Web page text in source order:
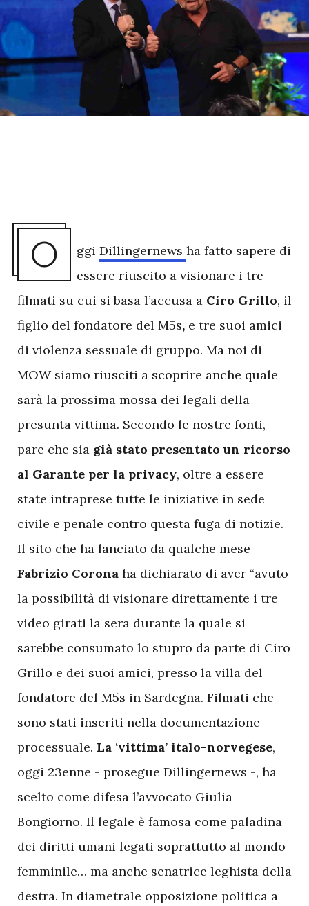
O ggi Dillingernews ha fatto sapere di
essere riuscito a visionare i tre
filmati su cui si basa l’accusa a Ciro Grillo, il
figlio del fondatore del M5s, e tre suoi amici
di violenza sessuale di gruppo. Ma noi di
MOW siamo riusciti a scoprire anche quale
sarà la prossima mossa dei legali della
presunta vittima. Secondo le nostre fonti,
pare che sia già stato presentato un ricorso
al Garante per la privacy, oltre a essere
state intraprese tutte le iniziative in sede
civile e penale contro questa fuga di notizie.
Il sito che ha lanciato da qualche mese
Fabrizio Corona ha dichiarato di aver “avuto
la possibilità di visionare direttamente i tre
video girati la sera durante la quale si
sarebbe consumato lo stupro da parte di Ciro
Grillo e dei suoi amici, presso la villa del
fondatore del M5s in Sardegna. Filmati che
sono stati inseriti nella documentazione
processuale. La ‘vittima’ italo-norvegese,
oggi 23enne - prosegue Dillingernews -, ha
scelto come difesa l’avvocato Giulia
Bongiorno. Il legale è famosa come paladina
dei diritti umani legati soprattutto al mondo
femminile… ma anche senatrice leghista della
destra. In diametrale opposizione politica a